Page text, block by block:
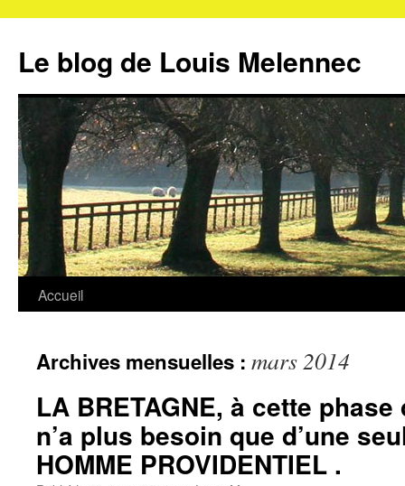
contenu
Le blog de Louis Melennec
Accueil
Archives mensuelles : mars 2014
LA BRETAGNE, à cette
n’a plus besoin que d’une
HOMME PROVIDENTIEL .